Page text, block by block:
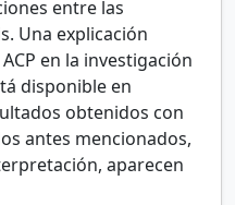
entre las
Una explicación
en la investigación
disponible en
obtenidos con
antes mencionados,
aparecen